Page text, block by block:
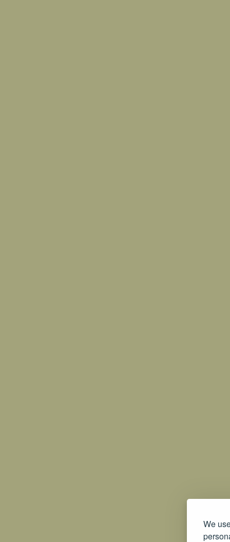
We